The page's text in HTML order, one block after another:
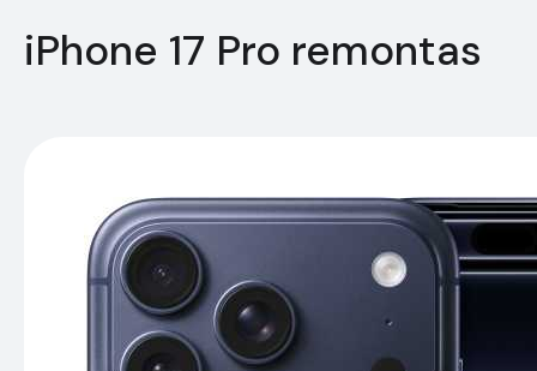
iPhone 17 Pro remontas